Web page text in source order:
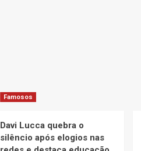
Famosos
Davi Lucca quebra o
silêncio após elogios nas